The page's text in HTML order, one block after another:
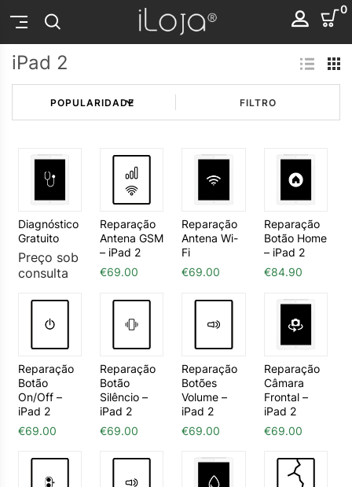
0
iPad 2
FILTRO
Diagnóstico
Gratuito
Preço sob
consulta
Reparação
Antena GSM
– iPad 2
€69.00
Reparação
Antena Wi-
Fi
€69.00
Reparação
Botão Home
– iPad 2
€84.90
Reparação
Botão
On/Off –
iPad 2
€69.00
Reparação
Botão
Silêncio –
iPad 2
€69.00
Reparação
Botões
Volume –
iPad 2
€69.00
Reparação
Câmara
Frontal –
iPad 2
€69.00